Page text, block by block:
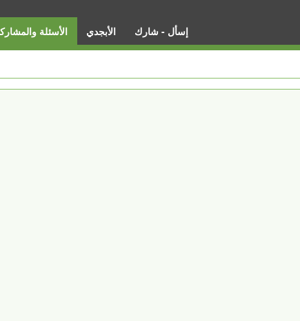
الأسئلة الأبجدي إسأل - شارك